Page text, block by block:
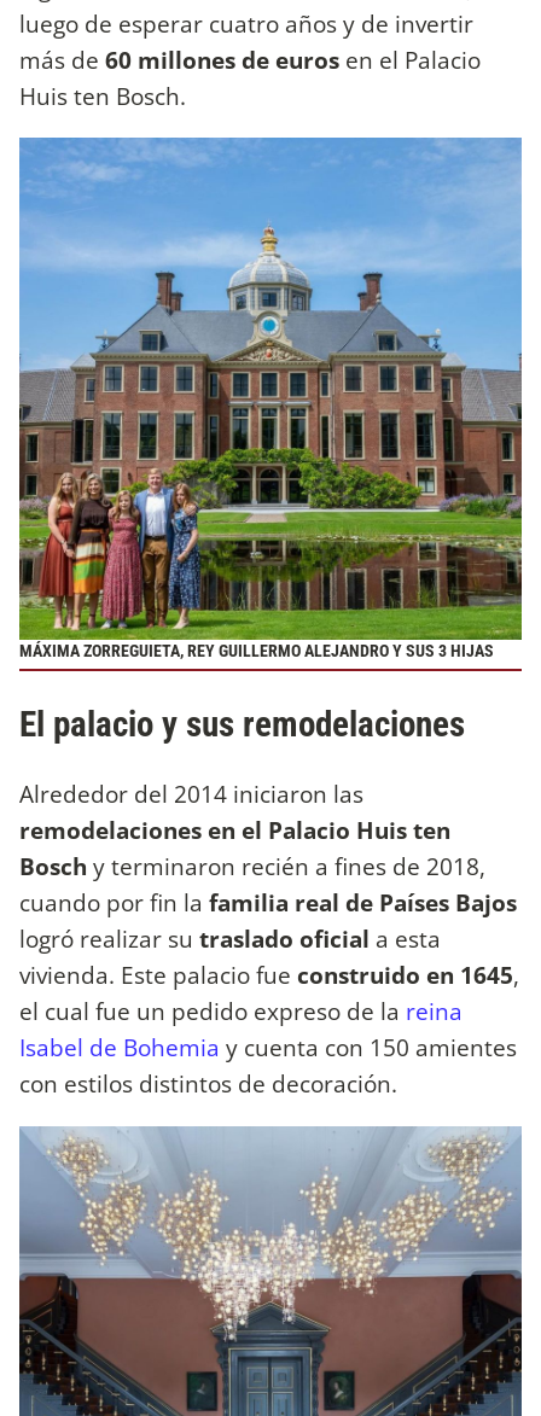
luego de esperar cuatro años y de invertir
más de 60 millones de euros en el Palacio
Huis ten Bosch.
MÁXIMA ZORREGUIETA, REY GUILLERMO ALEJANDRO Y SUS 3 HIJAS
El palacio y sus remodelaciones
Alrededor del 2014 iniciaron las
remodelaciones en el Palacio Huis ten
Bosch y terminaron recién a fines de 2018,
cuando por fin la familia real de Países Bajos
logró realizar su traslado oficial a esta
vivienda. Este palacio fue construido en 1645,
el cual fue un pedido expreso de la reina
Isabel de Bohemia y cuenta con 150 amientes
con estilos distintos de decoración.